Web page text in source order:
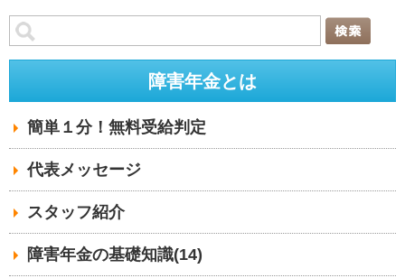
障害年金とは
簡単１分！無料受給判定
代表メッセージ
スタッフ紹介
障害年金の基礎知識(14)